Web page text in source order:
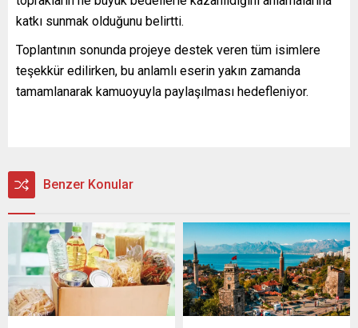
katkı sunmak olduğunu belirtti.
Toplantının sonunda projeye destek veren tüm isimlere
teşekkür edilirken, bu anlamlı eserin yakın zamanda
tamamlanarak kamuoyuyla paylaşılması hedefleniyor.
Benzer Konular